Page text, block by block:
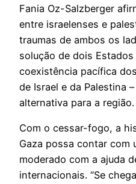
Fania Oz-Salzberger
entre israelenses e
traumas de ambos os
solução de dois
coexistência pacífica
de Israel e da Palestina
alternativa para a região.
Com o cessar-fogo, a
Gaza possa contar com
moderado com a ajuda
internacionais. “Se